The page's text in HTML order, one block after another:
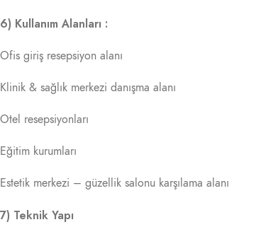
6) Kullanım Alanları :
Ofis giriş resepsiyon alanı
Klinik & sağlık merkezi danışma alanı
Otel resepsiyonları
Eğitim kurumları
Estetik merkezi – güzellik salonu karşılama alanı
7) Teknik Yapı